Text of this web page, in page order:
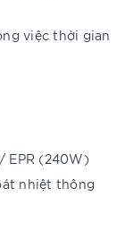
việc thời gian
EPR (240W)
nhiệt thông